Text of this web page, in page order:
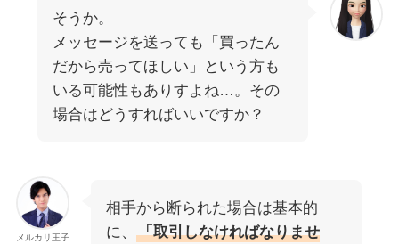
そうか。
メッセージを送っても「買ったん
だから売ってほしい」という方も
いる可能性もありすよね…。その
場合はどうすればいいですか？
メルカリ王子
相手から断られた場合は基本的
に、
「取引しなければなりませ